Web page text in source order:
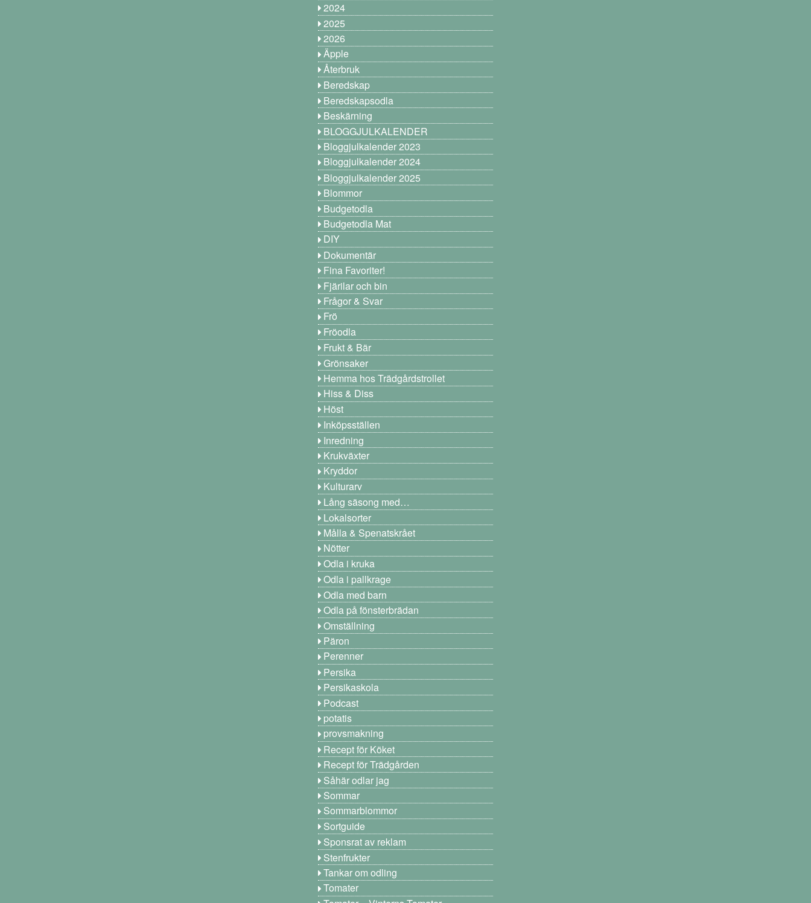
2024
2025
2026
Äpple
Återbruk
Beredskap
Beredskapsodla
Beskärning
BLOGGJULKALENDER
Bloggjulkalender 2023
Bloggjulkalender 2024
Bloggjulkalender 2025
Blommor
Budgetodla
Budgetodla Mat
DIY
Dokumentär
Fina Favoriter!
Fjärilar och bin
Frågor & Svar
Frö
Fröodla
Frukt & Bär
Grönsaker
Hemma hos Trädgårdstrollet
Hiss & Diss
Höst
Inköpsställen
Inredning
Krukväxter
Kryddor
Kulturarv
Lång säsong med…
Lokalsorter
Målla & Spenatskrået
Nötter
Odla i kruka
Odla i pallkrage
Odla med barn
Odla på fönsterbrädan
Omställning
Päron
Perenner
Persika
Persikaskola
Podcast
potatis
provsmakning
Recept för Köket
Recept för Trädgården
Såhär odlar jag
Sommar
Sommarblommor
Sortguide
Sponsrat av reklam
Stenfrukter
Tankar om odling
Tomater